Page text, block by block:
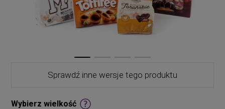
Sprawdź inne wersje tego produktu
Wybierz wielkość